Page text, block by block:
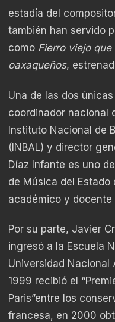
estadía del
también han servido
como Fierro viejo que
oaxaqueños,
Una de las dos
coordinador nacional
Instituto Nacional de
(INBAL) y director
Díaz Infante es uno
de Música del
académico y docente
Por su parte, Javier
ingresó a la Escuela
Universidad Nacional
1999 recibió el
Paris”entre los
francesa, en 2000